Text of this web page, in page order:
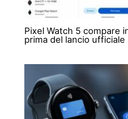
Pixel Watch 5 compare
prima del lancio ufficiale